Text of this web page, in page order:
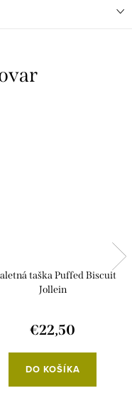
taška Puffed Biscuit
Jollein
€22,50
DO KOŠÍKA